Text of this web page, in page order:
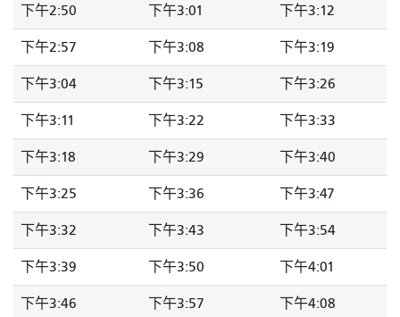
下午2:50 下午3:01 下午3:12
下午2:57 下午3:08 下午3:19
下午3:04 下午3:15 下午3:26
下午3:11 下午3:22 下午3:33
下午3:18 下午3:29 下午3:40
下午3:25 下午3:36 下午3:47
下午3:32 下午3:43 下午3:54
下午3:39 下午3:50 下午4:01
下午3:46 下午3:57 下午4:08